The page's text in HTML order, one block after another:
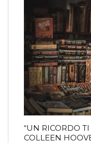
“UN RICORDO
COLLEEN